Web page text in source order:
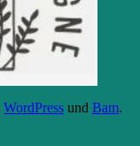
WordPress und Bam.